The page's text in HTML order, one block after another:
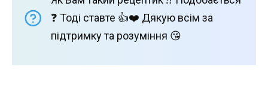
❓ Тоді ставте 👍❤️ Дякую всім за
підтримку та розуміння 😘